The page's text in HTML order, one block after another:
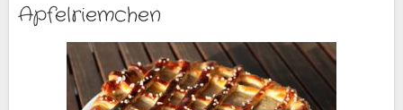
Apfelriemchen